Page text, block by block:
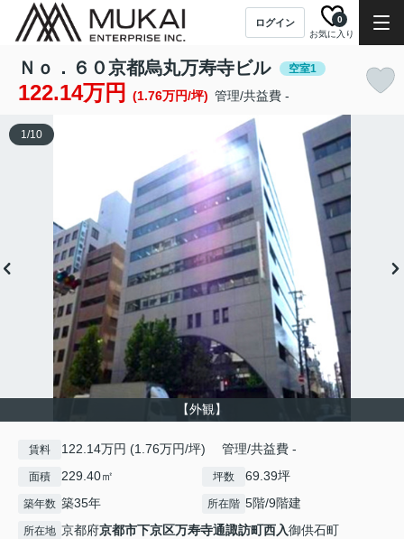
ログイン
お気に入り
0
Ｎｏ．６０京都烏丸万寿寺ビル 空室1
122.14万円 (1.76万円/坪) 管理/共益費 -
【外観】
1/10
賃料 122.14万円 (1.76万円/坪) 管理/共益費 -
面積 229.40㎡ 坪数 69.39坪
築年数 築35年 所在階 5階/9階建
所在地 京都府京都市下京区万寿寺通諏訪町西入御供石町